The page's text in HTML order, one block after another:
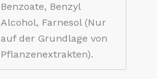
Benzoate, Benzyl
Alcohol, Farnesol (Nur
auf der Grundlage von
Pflanzenextrakten).